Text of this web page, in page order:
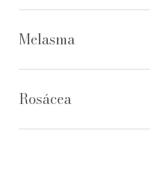
Melasma
Rosácea